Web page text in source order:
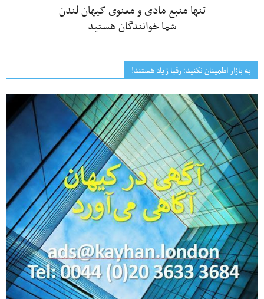
تنها منبع مادی و معنوی کیهان لندن
شما خوانندگان هستید
به بازار اطمینان نکنید؛ رقبا زیاد هستند!